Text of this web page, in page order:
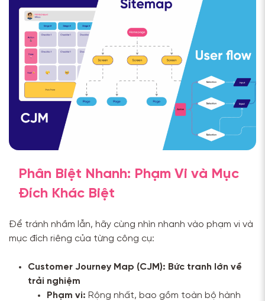
Phân Biệt Nhanh: Phạm Vi và Mục
Đích Khác Biệt
Để tránh nhầm lẫn, hãy cùng nhìn nhanh vào phạm vi và
mục đích riêng của từng công cụ:
Customer Journey Map (CJM): Bức tranh lớn về
trải nghiệm
Phạm vi: Rộng nhất, bao gồm toàn bộ hành